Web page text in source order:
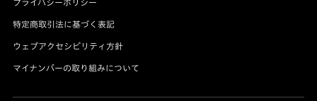
プライバシーポリシー
特定商取引法に基づく表記
ウェブアクセシビリティ方針
マイナンバーの取り組みについて